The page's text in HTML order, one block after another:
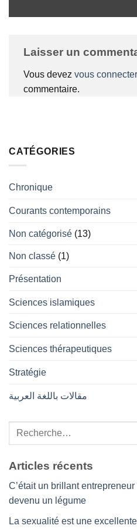
Laisser un
Vous devez vous connecter
commentaire.
CATÉGORIES
Chronique
Courants contemporains
Non catégorisé (13)
Non classé (1)
Présentation
Sciences islamiques
Sciences relationnelles
Sciences thérapeutiques
Stratégie
مقالات باللغة العربية
Articles récents
C’était un brillant
devenu un légume
La sexualité est une